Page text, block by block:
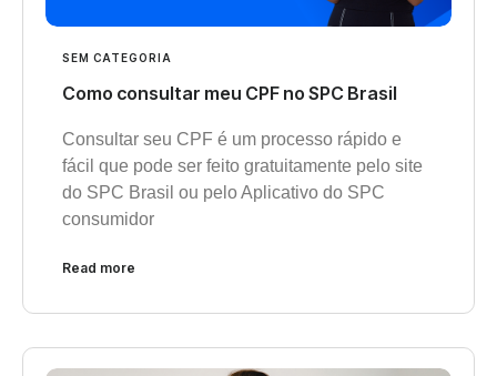
SEM CATEGORIA
Como consultar meu CPF no SPC Brasil
Consultar seu CPF é um processo rápido e
fácil que pode ser feito gratuitamente pelo site
do SPC Brasil ou pelo Aplicativo do SPC
consumidor
Read more